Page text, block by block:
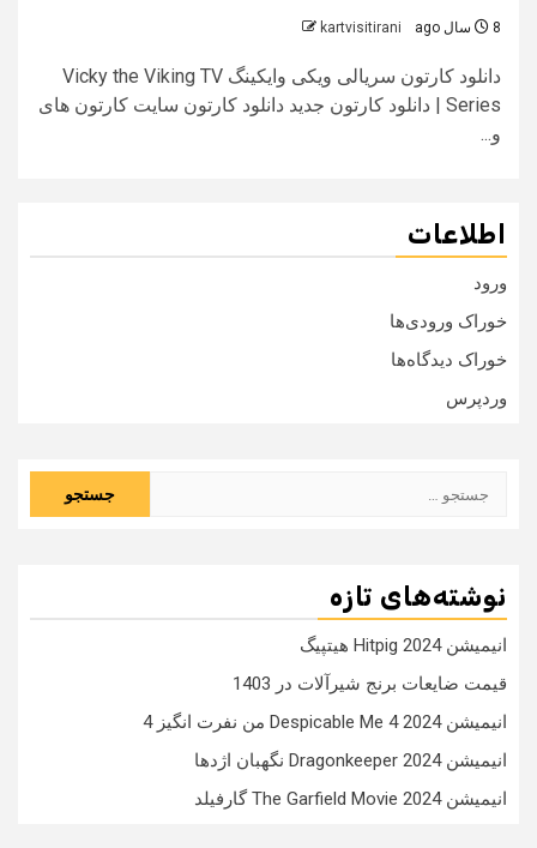
8 سال ago kartvisitirani
دانلود کارتون سریالی ویکی وایکینگ Vicky the Viking TV
Series | دانلود کارتون جدید دانلود کارتون سایت کارتون های
و...
اطلاعات
ورود
خوراک ورودی‌ها
خوراک دیدگاه‌ها
وردپرس
نوشته‌های تازه
انیمیشن Hitpig 2024 هیتپیگ
قیمت ضایعات برنج شیرآلات در 1403
انیمیشن Despicable Me 4 2024 من نفرت انگیز 4
انیمیشن Dragonkeeper 2024 نگهبان اژدها
انیمیشن The Garfield Movie 2024 گارفیلد